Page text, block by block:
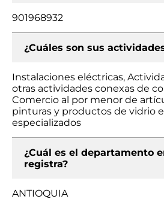
901968932
¿Cuáles son sus
Instalaciones eléctricas,
otras actividades conexas de
Comercio al por menor de
pinturas y productos de vidrio
especializados
¿Cuál es el departamento
registra?
ANTIOQUIA